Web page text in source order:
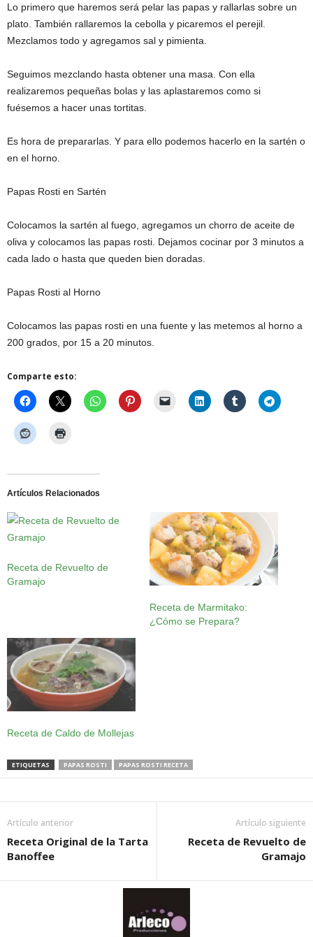
Lo primero que haremos será pelar las papas y rallarlas sobre un
plato. También rallaremos la cebolla y picaremos el perejil.
Mezclamos todo y agregamos sal y pimienta.
Seguimos mezclando hasta obtener una masa. Con ella
realizaremos pequeñas bolas y las aplastaremos como si
fuésemos a hacer unas tortitas.
Es hora de prepararlas. Y para ello podemos hacerlo en la sartén o
en el horno.
Papas Rosti en Sartén
Colocamos la sartén al fuego, agregamos un chorro de aceite de
oliva y colocamos las papas rosti. Dejamos cocinar por 3 minutos a
cada lado o hasta que queden bien doradas.
Papas Rosti al Horno
Colocamos las papas rosti en una fuente y las metemos al horno a
200 grados, por 15 a 20 minutos.
Comparte esto:
Artículos Relacionados
Receta de Revuelto de
Gramajo
Receta de Marmitako:
¿Cómo se Prepara?
Receta de Caldo de Mollejas
ETIQUETAS PAPAS ROSTI PAPAS ROSTI RECETA
Artículo anterior
Receta Original de la Tarta
Banoffee
Artículo siguiente
Receta de Revuelto de
Gramajo